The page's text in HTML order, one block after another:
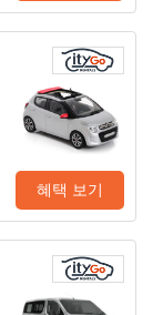
혜택 보기